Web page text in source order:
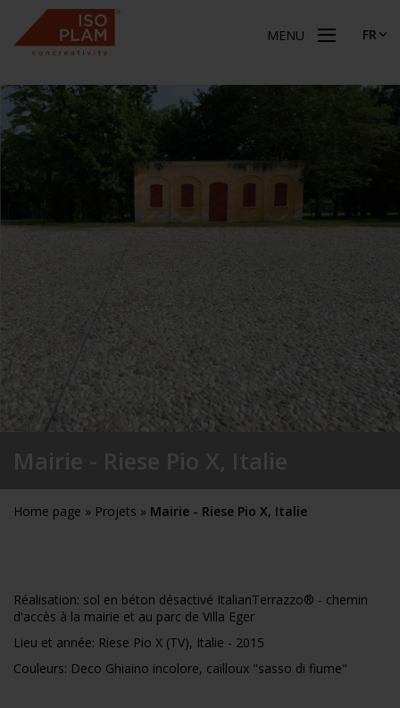
MENU FR
Mairie - Riese Pio X, Italie
Home page » Projets » Mairie - Riese Pio X, Italie
Réalisation: sol en béton désactivé ItalianTerrazzo® - chemin
d'accès à la mairie et au parc de Villa Eger
Lieu et année: Riese Pio X (TV), Italie - 2015
Couleurs: Deco Ghiaino incolore, cailloux "sasso di fiume"